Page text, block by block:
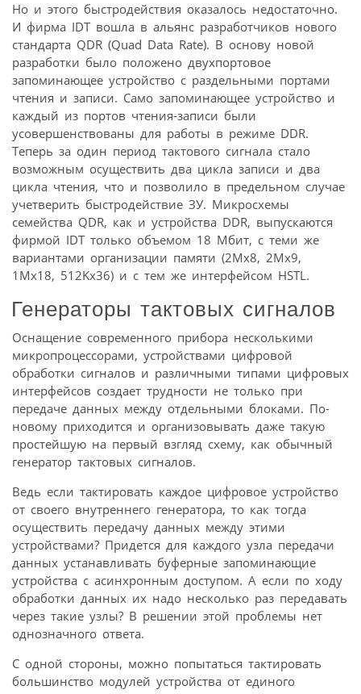
Но и этого быстродействия оказалось недостаточно.
И фирма IDT вошла в альянс разработчиков нового
стандарта QDR (Quad Data Rate). В основу новой
разработки было положено двухпортовое
запоминающее устройство с раздельными портами
чтения и записи. Само запоминающее устройство и
каждый из портов чтения-записи были
усовершенствованы для работы в режиме DDR.
Теперь за один период тактового сигнала стало
возможным осуществить два цикла записи и два
цикла чтения, что и позволило в предельном случае
учетверить быстродействие ЗУ. Микросхемы
семейства QDR, как и устройства DDR, выпускаются
фирмой IDT только объемом 18 Мбит, с теми же
вариантами организации памяти (2Mx8, 2Mx9,
1Mx18, 512Kx36) и с тем же интерфейсом HSTL.
Генераторы тактовых сигналов
Оснащение современного прибора несколькими
микропроцессорами, устройствами цифровой
обработки сигналов и различными типами цифровых
интерфейсов создает трудности не только при
передаче данных между отдельными блоками. По-
новому приходится и организовывать даже такую
простейшую на первый взгляд схему, как обычный
генератор тактовых сигналов.
Ведь если тактировать каждое цифровое устройство
от своего внутреннего генератора, то как тогда
осуществить передачу данных между этими
устройствами? Придется для каждого узла передачи
данных устанавливать буферные запоминающие
устройства с асинхронным доступом. А если по ходу
обработки данных их надо несколько раз передавать
через такие узлы? В решении этой проблемы нет
однозначного ответа.
С одной стороны, можно попытаться тактировать
большинство модулей устройства от единого